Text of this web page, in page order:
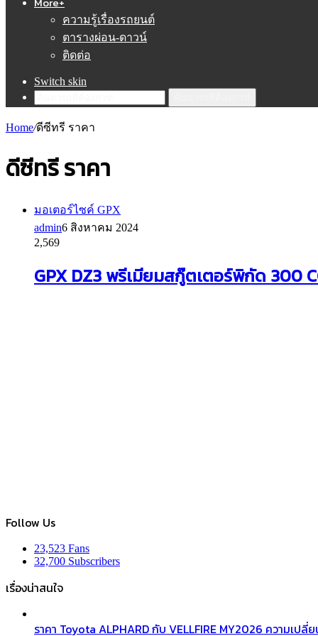
ความรู้เรื่องรถยนต์
ตารางผ่อน-ดาวน์
ติดต่อ
Switch skin
Home/ดีซีทรี ราคา
ดีซีทรี ราคา
มอเตอร์ไซค์ GPX
admin6 สิงหาคม 2024
2,569
GPX DZ3 พรีเมียมสกู๊ตเตอร์พิกัด 300
Follow Us
23,523 Fans
32,700 Subscribers
เรื่องน่าสนใจ
ราคา Toyota ALPHARD กับ VELLFIRE MY2026 ความเปลี่